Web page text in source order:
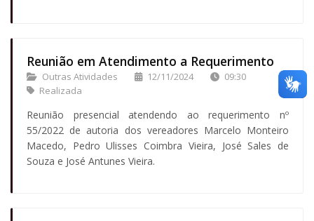
Reunião em Atendimento a Requerimento
Outras Atividades 12/11/2024
09:30
Realizada
Reunião presencial atendendo ao requerimento nº
55/2022 de autoria dos vereadores Marcelo Monteiro
Macedo, Pedro Ulisses Coimbra Vieira, José Sales de
Souza e José Antunes Vieira.